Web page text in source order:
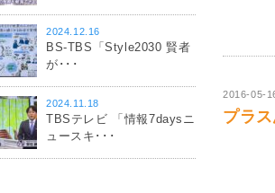
2016-05-
プラ
2024.12.16
BS-TBS「Style2030 賢者
が･･･
2024.11.18
TBSテレビ 「情報7daysニ
ュースキ･･･